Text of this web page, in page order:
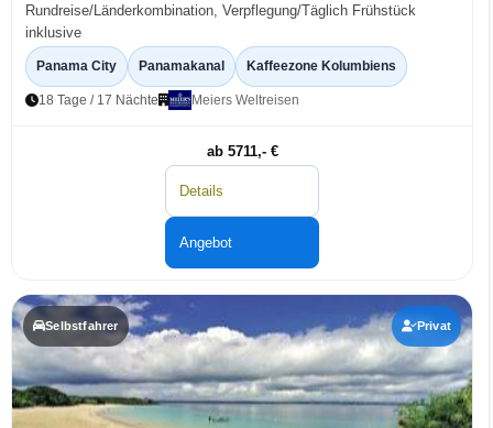
Rundreise/Länderkombination, Verpflegung/Täglich Frühstück
inklusive
Panama City Panamakanal Kaffeezone Kolumbiens
18 Tage / 17 Nächte Meiers Weltreisen
ab 5711,- €
Details
Angebot
Selbstfahrer Privat